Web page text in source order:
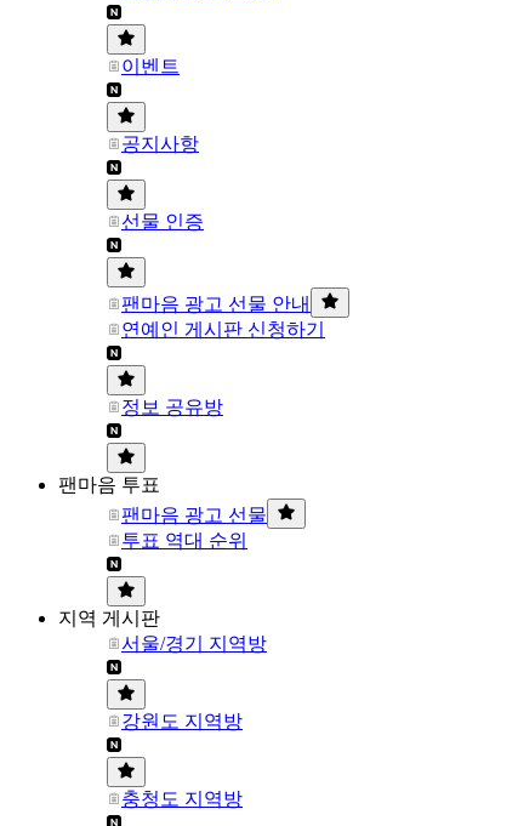
이벤트
공지사항
선물 인증
팬마음 광고 선물 안내
연예인 게시판 신청하기
정보 공유방
팬마음 투표
팬마음 광고 선물
투표 역대 순위
지역 게시판
서울/경기 지역방
강원도 지역방
충청도 지역방